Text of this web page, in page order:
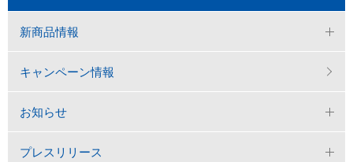
新商品情報
キャンペーン情報
お知らせ
プレスリリース